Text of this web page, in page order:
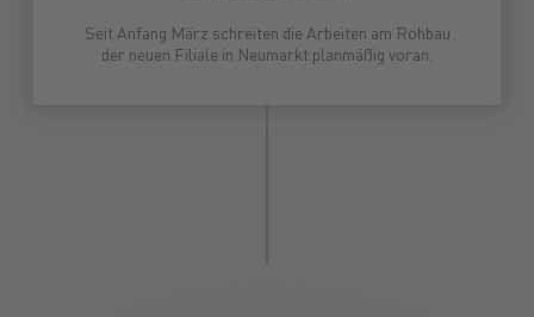
Seit Anfang März schreiten die Arbeiten am Rohbau
der neuen Filiale in Neumarkt planmäßig voran.